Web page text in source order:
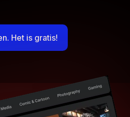
Het is gratis!